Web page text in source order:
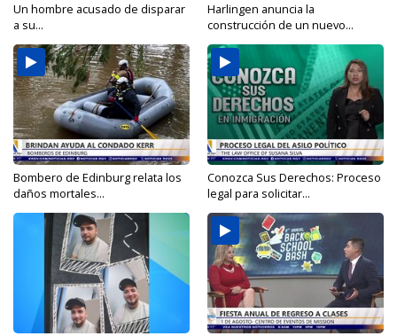
Un hombre acusado de disparar
a su...
Harlingen anuncia la
construcción de un nuevo...
Bombero de Edinburg relata los
daños mortales...
Conozca Sus Derechos: Proceso
legal para solicitar...